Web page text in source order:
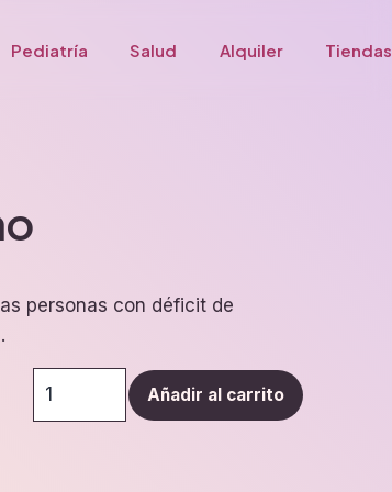
Pediatría Salud Alquiler Tiendas
personas con déficit de
nettuno
Añadir al carrito